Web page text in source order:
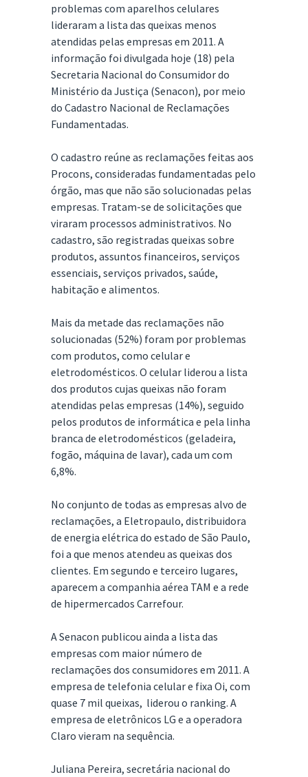
problemas com aparelhos celulares
lideraram a lista das queixas menos
atendidas pelas empresas em 2011. A
informação foi divulgada hoje (18) pela
Secretaria Nacional do Consumidor do
Ministério da Justiça (Senacon), por meio
do Cadastro Nacional de Reclamações
Fundamentadas.
O cadastro reúne as reclamações feitas aos
Procons, consideradas fundamentadas pelo
órgão, mas que não são solucionadas pelas
empresas. Tratam-se de solicitações que
viraram processos administrativos. No
cadastro, são registradas queixas sobre
produtos, assuntos financeiros, serviços
essenciais, serviços privados, saúde,
habitação e alimentos.
Mais da metade das reclamações não
solucionadas (52%) foram por problemas
com produtos, como celular e
eletrodomésticos. O celular liderou a lista
dos produtos cujas queixas não foram
atendidas pelas empresas (14%), seguido
pelos produtos de informática e pela linha
branca de eletrodomésticos (geladeira,
fogão, máquina de lavar), cada um com
6,8%.
No conjunto de todas as empresas alvo de
reclamações, a Eletropaulo, distribuidora
de energia elétrica do estado de São Paulo,
foi a que menos atendeu as queixas dos
clientes. Em segundo e terceiro lugares,
aparecem a companhia aérea TAM e a rede
de hipermercados Carrefour.
A Senacon publicou ainda a lista das
empresas com maior número de
reclamações dos consumidores em 2011. A
empresa de telefonia celular e fixa Oi, com
quase 7 mil queixas, liderou o ranking. A
empresa de eletrônicos LG e a operadora
Claro vieram na sequência.
Juliana Pereira, secretária nacional do